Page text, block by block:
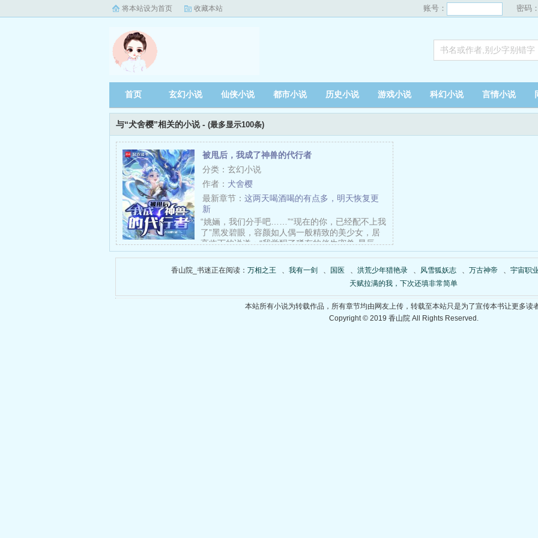
将本站设为首页 收藏本站 账号： 密码：
首页 玄幻小说 仙侠小说 都市小说 历史小说 游戏小说 科幻小说 言情小说
与“犬舍樱”相关的小说 - (最多显示100条)
被甩后，我成了神兽的代行者
分类：玄幻小说
作者： 犬舍樱
最新章节： 这两天喝酒喝的有点多，明天恢复更
新
“姚婳，我们分手吧……”“现在的你，已经配不上我
了”黑发碧眼，容颜如人偶一般精致的美少女，居
高临下的说道：“我觉醒了稀有的伴生宠兽·星辰
鹿”“而你的……
香山院_书迷正在阅读： 万相之王 、 我有一剑 、 国医 、 洪荒少年猎艳录 、 风雪狐妖志 、 万古神帝 、 宇宙职
天赋拉满的我，下次还填非常简单
本站所有小说为转载作品，所有章节均由网友上传，转载至本站只是为了宣传本书让更多读
Copyright © 2019 香山院 All Rights Reserved.